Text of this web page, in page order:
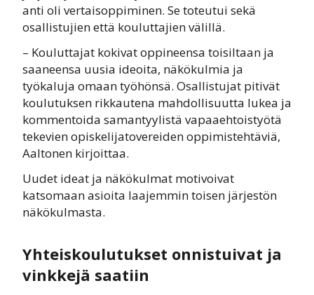
anti oli vertaisoppiminen. Se toteutui sekä
osallistujien että kouluttajien välillä.
– Kouluttajat kokivat oppineensa toisiltaan ja
saaneensa uusia ideoita, näkökulmia ja
työkaluja omaan työhönsä. Osallistujat pitivät
koulutuksen rikkautena mahdollisuutta lukea ja
kommentoida samantyylistä vapaaehtoistyötä
tekevien opiskelijatovereiden oppimistehtäviä,
Aaltonen kirjoittaa.
Uudet ideat ja näkökulmat motivoivat
katsomaan asioita laajemmin toisen järjestön
näkökulmasta.
Yhteiskoulutukset onnistuivat ja
vinkkejä saatiin